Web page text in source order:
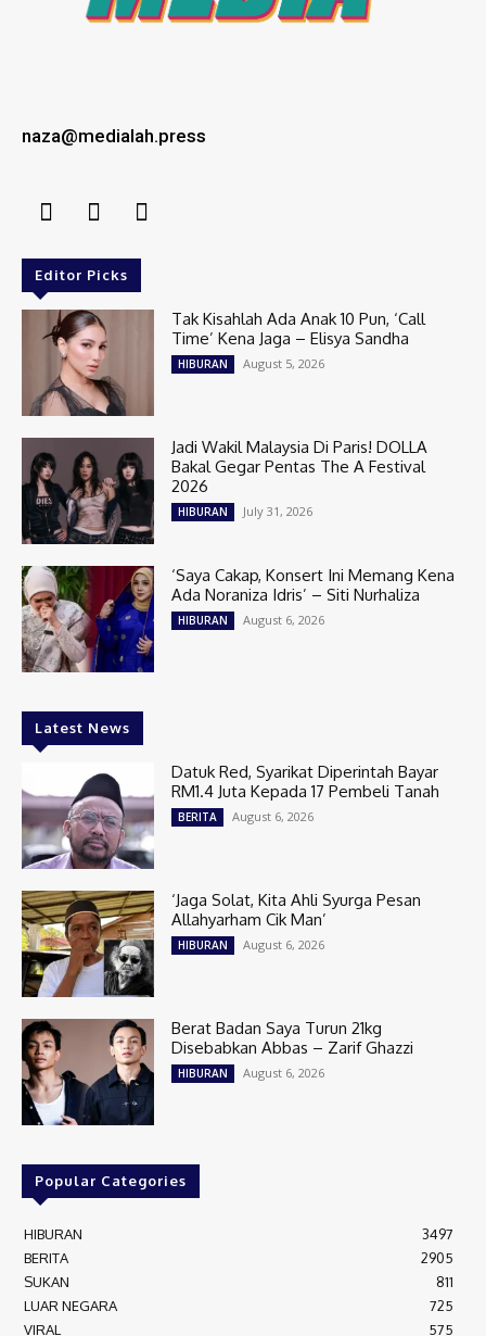
naza@medialah.press
Editor Picks
Tak Kisahlah Ada Anak 10 Pun, ‘Call
Time’ Kena Jaga – Elisya Sandha
HIBURAN August 5, 2026
Jadi Wakil Malaysia Di Paris! DOLLA
Bakal Gegar Pentas The A Festival
2026
HIBURAN July 31, 2026
‘Saya Cakap, Konsert Ini Memang Kena
Ada Noraniza Idris’ – Siti Nurhaliza
HIBURAN August 6, 2026
Latest News
Datuk Red, Syarikat Diperintah Bayar
RM1.4 Juta Kepada 17 Pembeli Tanah
BERITA August 6, 2026
‘Jaga Solat, Kita Ahli Syurga Pesan
Allahyarham Cik Man’
HIBURAN August 6, 2026
Berat Badan Saya Turun 21kg
Disebabkan Abbas – Zarif Ghazzi
HIBURAN August 6, 2026
Popular Categories
HIBURAN
3497
BERITA
2905
SUKAN
811
LUAR NEGARA
725
VIRAL
575